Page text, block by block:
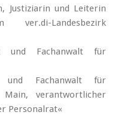
Justiziarin und Leiterin
Landesbezirk
und Fachanwalt für
und Fachanwalt für
verantwortlicher
Personalrat«